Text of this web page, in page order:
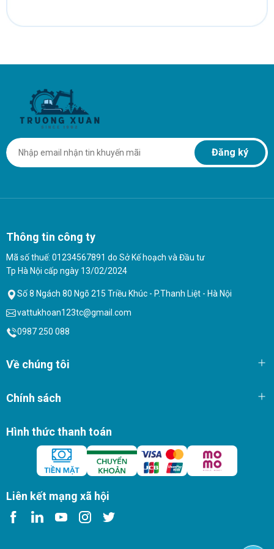
nghiệp nâng cao năng suất, giảm chi phí vận hành và đảm bảo hoạt
động liên tục trong mọi điều kiện.
chuyên gia của chúng tôi luôn sẵn sàng tư vấn và hỗ trợ bạn lựa
chọn giải pháp khí nén phù hợp nhất với nhu cầu của doanh nghiệp.
Đăng ký
Thông tin công ty
Mã số thuế: 01234567891 do Sở Kế hoạch và Đầu tư
Tp Hà Nội cấp ngày 13/02/2024
Số 8 Ngách 80 Ngõ 215 Triều Khúc - P.Thanh Liệt - Hà Nội
vattukhoan123tc@gmail.com
0987 250 088
Về chúng tôi
Chính sách
Hình thức thanh toán
Liên kết mạng xã hội